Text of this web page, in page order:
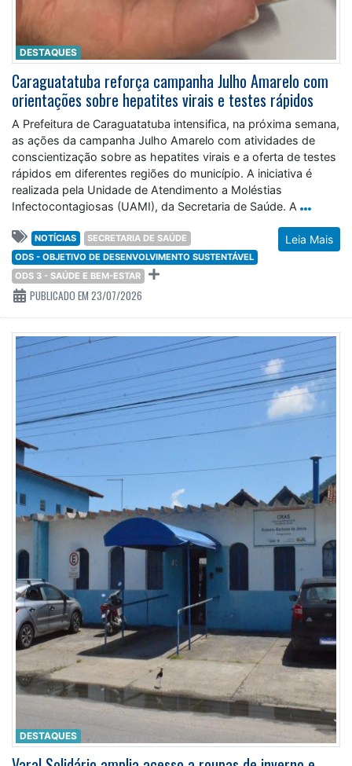
DESTAQUES
Caraguatatuba reforça campanha Julho Amarelo com
orientações sobre hepatites virais e testes rápidos
A Prefeitura de Caraguatatuba intensifica, na próxima semana,
as ações da campanha Julho Amarelo com atividades de
conscientização sobre as hepatites virais e a oferta de testes
rápidos em diferentes regiões do município. A iniciativa é
realizada pela Unidade de Atendimento a Moléstias
Infectocontagiosas (UAMI), da Secretaria de Saúde. A
Leia Mais
NOTÍCIAS
SECRETARIA DE SAÚDE
ODS - OBJETIVO DE DESENVOLVIMENTO SUSTENTÁVEL
ODS 3 - SAÚDE E BEM-ESTAR
PUBLICADO EM 23/07/2026
DESTAQUES